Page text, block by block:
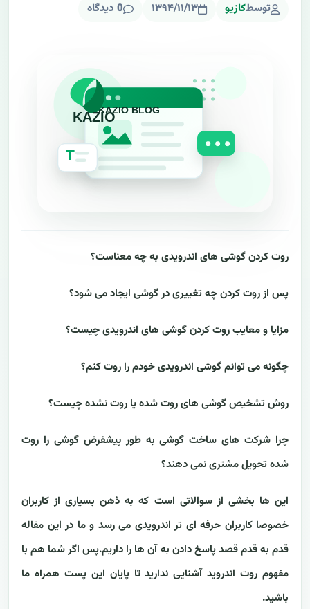
توسطکازیو ۱۳۹۴/۱۱/۱۳ 0 دیدگاه
روت کردن گوشی های اندرویدی به چه معناست؟
پس از روت کردن چه تغییری در گوشی ایجاد می شود؟
مزایا و معایب روت کردن گوشی های اندرویدی چیست؟
چگونه می توانم گوشی اندرویدی خودم را روت کنم؟
روش تشخیص گوشی های روت شده یا روت نشده چیست؟
چرا شرکت های ساخت گوشی به طور پیشفرض گوشی را روت
شده تحویل مشتری نمی دهند؟
این ها بخشی از سوالاتی است که به ذهن بسیاری از کاربران
خصوصا کاربران حرفه ای تر اندرویدی می رسد و ما در این مقاله
قدم به قدم قصد پاسخ دادن به آن ها را داریم.پس اگر شما هم با
مفهوم روت اندروید آشنایی ندارید تا پایان این پست همراه ما
باشید.